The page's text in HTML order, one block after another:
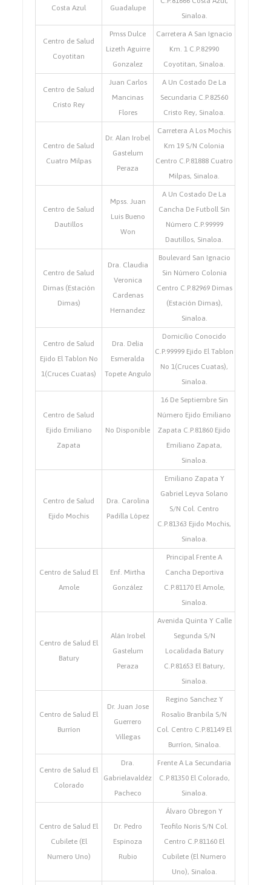
Costa Azul Guadalupe
Sinaloa.
Centro de Salud
Coyotitan
Pmss Dulce
Lizeth Aguirre
Gonzalez
Carretera A San Ignacio
Km. 1 C.P.82990
Coyotitan, Sinaloa.
Centro de Salud
Cristo Rey
Juan Carlos
Mancinas
Flores
A Un Costado De La
Secundaria C.P.82560
Cristo Rey, Sinaloa.
Centro de Salud
Cuatro Milpas
Dr. Alan Irobel
Gastelum
Peraza
Carretera A Los Mochis
Km 19 S/N Colonia
Centro C.P.81888 Cuatro
Milpas, Sinaloa.
Centro de Salud
Dautillos
Mpss. Juan
Luis Bueno
Won
A Un Costado De La
Cancha De Futboll Sin
Número C.P.99999
Dautillos, Sinaloa.
Centro de Salud
Dimas (Estación
Dimas)
Dra. Claudia
Veronica
Cardenas
Hernandez
Boulevard San Ignacio
Sin Número Colonia
Centro C.P.82969 Dimas
(Estación Dimas),
Sinaloa.
Centro de Salud
Ejido El Tablon No
1(Cruces Cuatas)
Dra. Delia
Esmeralda
Topete Angulo
Domicilio Conocido
C.P.99999 Ejido El Tablon
No 1(Cruces Cuatas),
Sinaloa.
Centro de Salud
Ejido Emiliano
Zapata
No Disponible
16 De Septiembre Sin
Número Ejido Emiliano
Zapata C.P.81860 Ejido
Emiliano Zapata,
Sinaloa.
Centro de Salud
Ejido Mochis
Dra. Carolina
Padilla López
Emiliano Zapata Y
Gabriel Leyva Solano
S/N Col. Centro
C.P.81363 Ejido Mochis,
Sinaloa.
Centro de Salud El
Amole
Enf. Mirtha
González
Principal Frente A
Cancha Deportiva
C.P.81170 El Amole,
Sinaloa.
Centro de Salud El
Batury
Alán Irobel
Gastelum
Peraza
Avenida Quinta Y Calle
Segunda S/N
Localidada Batury
C.P.81653 El Batury,
Sinaloa.
Centro de Salud El
Burríon
Dr. Juan Jose
Guerrero
Villegas
Regino Sanchez Y
Rosalio Branbila S/N
Col. Centro C.P.81149 El
Burríon, Sinaloa.
Centro de Salud El
Colorado
Dra.
Gabrielavaldéz
Pacheco
Frente A La Secundaria
C.P.81350 El Colorado,
Sinaloa.
Centro de Salud El
Cubilete (El
Numero Uno)
Dr. Pedro
Espinoza
Rubio
Álvaro Obregon Y
Teofilo Noris S/N Col.
Centro C.P.81160 El
Cubilete (El Numero
Uno), Sinaloa.